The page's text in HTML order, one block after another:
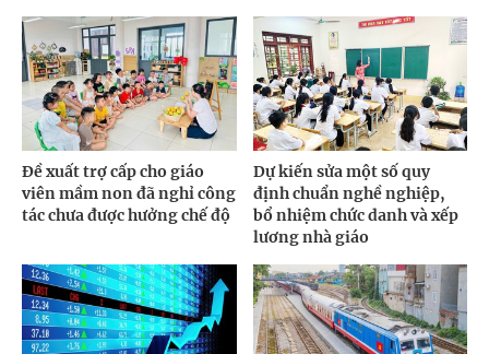
Đề xuất trợ cấp cho giáo
viên mầm non đã nghỉ công
tác chưa được hưởng chế độ
Dự kiến sửa một số quy
định chuẩn nghề nghiệp,
bổ nhiệm chức danh và xếp
lương nhà giáo